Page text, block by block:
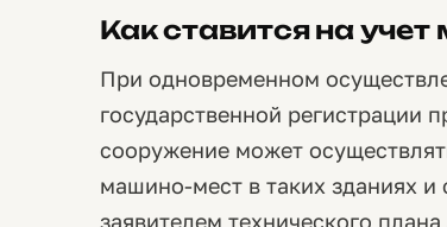
Как ставится на
При одновременном
государственной регистрации
сооружение может
машино-мест в таких зданиях и
заявителем технического